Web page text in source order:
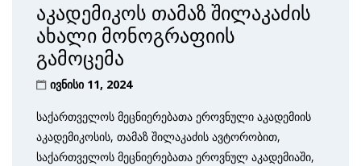
აკადემიკოს თამაზ შილაკაძის
ახალი მონოგრაფიის
გამოცემა
ივნისი 11, 2024
საქართველოს მეცნიერებათა ეროვნული აკადემიის
აკადემიკოსის, თამაზ შილაკაძის ავტორობით,
საქართველოს მეცნიერებათა ეროვნულ აკადემიაში,